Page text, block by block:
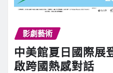
影劇藝術
中美館夏日國際展
啟跨國熱感對話